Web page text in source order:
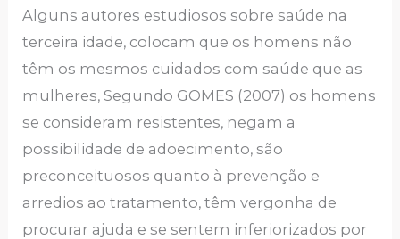
Alguns autores estudiosos sobre saúde na
terceira idade, colocam que os homens não
têm os mesmos cuidados com saúde que as
mulheres, Segundo GOMES (2007) os homens
se consideram resistentes, negam a
possibilidade de adoecimento, são
preconceituosos quanto à prevenção e
arredios ao tratamento, têm vergonha de
procurar ajuda e se sentem inferiorizados por